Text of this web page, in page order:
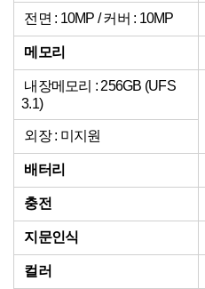
전면 : 10MP / 커버 : 10MP
메모리
내장메모리 : 256GB (UFS
3.1)
외장 : 미지원
배터리
충전
지문인식
컬러